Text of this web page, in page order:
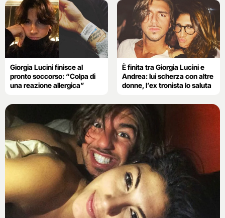
Giorgia Lucini finisce al
pronto soccorso: “Colpa di
una reazione allergica”
È finita tra Giorgia Lucini e
Andrea: lui scherza con altre
donne, l’ex tronista lo saluta